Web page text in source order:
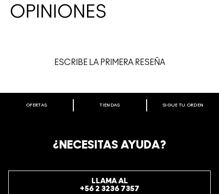
OPINIONES
ESCRIBE LA PRIMERA RESEÑA
BIENVENIDO A M·A·C COSMETICS
REGÍSTRATE AHORA PARA RECIBIR INFORMACIÓN
OFERTAS TIENDAS SIGUE TU ORDEN
¿NECESITAS AYUDA?
LLAMA AL
+56 2 3236 7357